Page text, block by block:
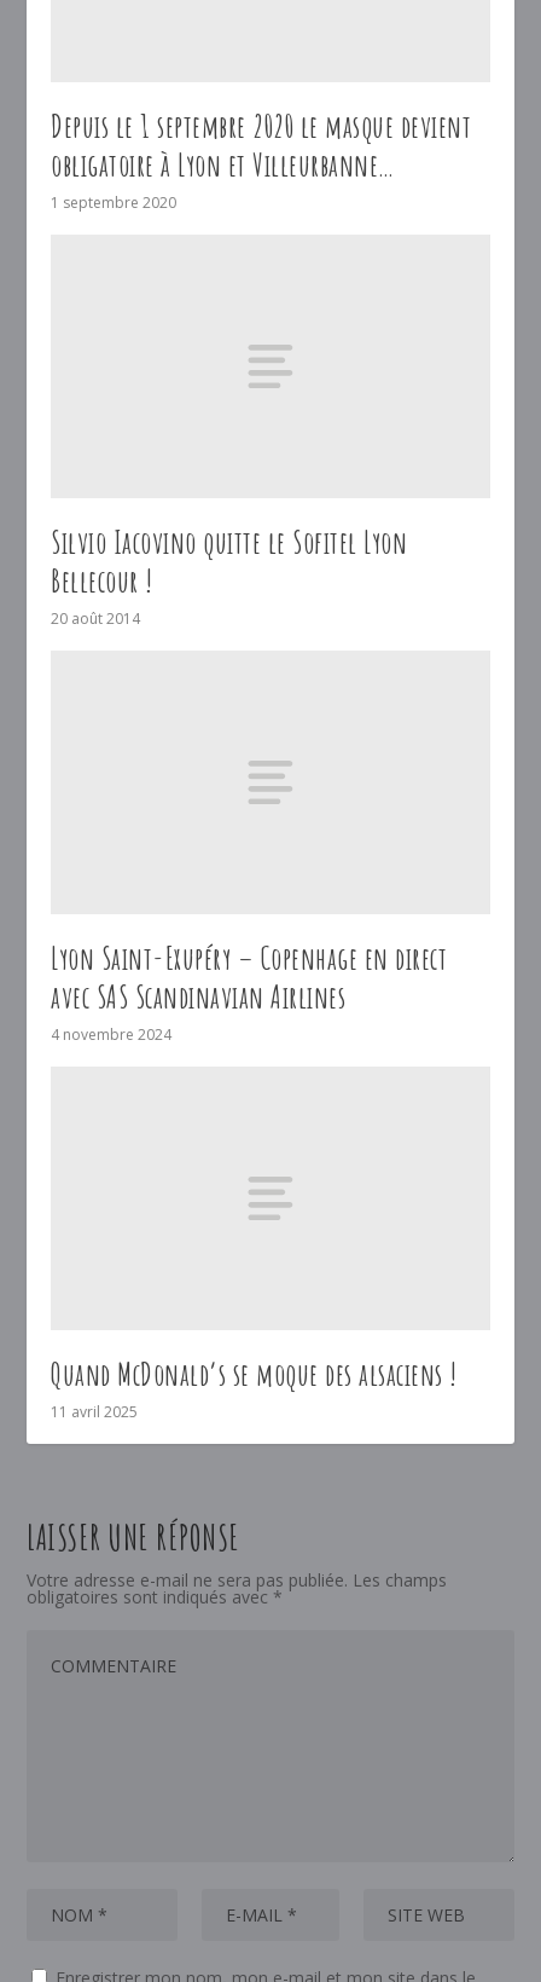
Depuis le 1 septembre 2020 le masque devient
obligatoire à Lyon et Villeurbanne…
1 septembre 2020
Silvio Iacovino quitte le Sofitel Lyon
Bellecour !
20 août 2014
Lyon Saint-Exupéry – Copenhage en direct
avec SAS Scandinavian Airlines
4 novembre 2024
Quand McDonald’s se moque des alsaciens !
11 avril 2025
LAISSER UNE RÉPONSE
Votre adresse e-mail ne sera pas publiée. Les champs
obligatoires sont indiqués avec *